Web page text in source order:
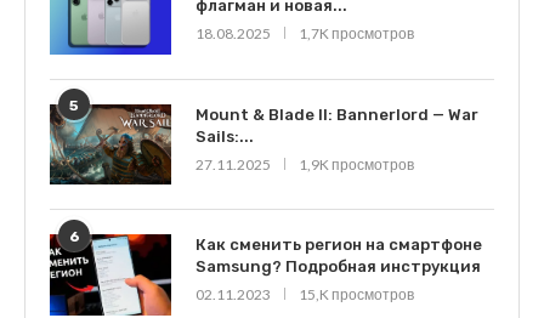
флагман и новая...
18.08.2025
1,7K просмотров
5
Mount & Blade II: Bannerlord — War
Sails:...
27.11.2025
1,9K просмотров
6
Как сменить регион на смартфоне
Samsung? Подробная инструкция
02.11.2023
15,K просмотров